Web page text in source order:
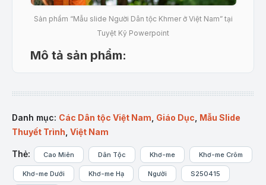
Sản phẩm “Mẫu slide Người Dân tộc Khmer ở Việt Nam” tại
Tuyệt Kỹ Powerpoint
Mô tả sản phẩm:
mang đến cái nhìn sâu sắc về cộng đồng Khmer,
phân bố địa lý, đặc điểm văn hóa, ngôn ngữ, dân số
và những đóng góp của cộng đồng Khmer đối với
sự phát triển chung của xã hội Việt Nam. Được thiết
kế tỉ mỉ và chuyên nghiệp, bộ slide này sẽ là công
cụ đắc lực giúp bạn truyền tải thông điệp văn hóa
Danh mục: Các Dân tộc Việt Nam Giáo Dục Mẫu Slide
Thuyết Trình Việt Nam
Thẻ: Cao Miên Dân Tộc Khơ-me Khơ-me Crôm
Khơ-me Dưới Khơ-me Hạ Người S250415